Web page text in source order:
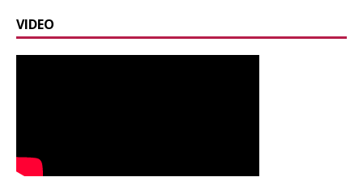
VIDEO